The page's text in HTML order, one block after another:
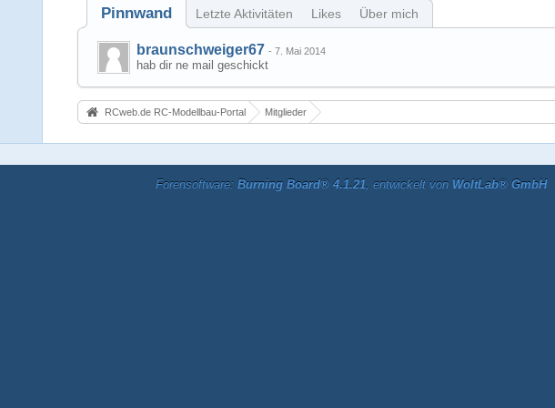
Pinnwand Letzte Aktivitäten Likes Über mich
braunschweiger67 - 7. Mai 2014
hab dir ne mail geschickt
RCweb.de RC-Modellbau-Portal Mitglieder
Forensoftware: Burning Board® 4.1.21, entwickelt von WoltLab® GmbH